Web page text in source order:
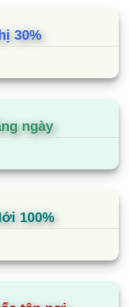
căn phòng có
80m³).
LG 1 chiều
căn phòng
gió mạnh mẽ giúp
mát nhanh hơn.
30%
ngày
100%